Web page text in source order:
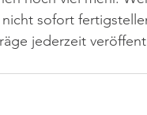
sofort
jederzeit